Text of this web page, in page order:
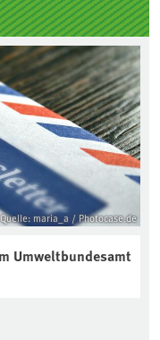
Quelle: maria_a / Photocase.de
Umweltbundesamt